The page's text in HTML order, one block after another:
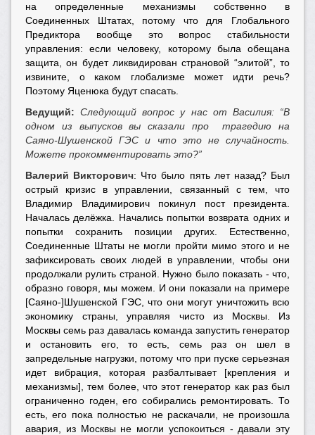
на определенные механизмы собственно в
Соединенных Штатах, потому что для Глобального
Предиктора вообще это вопрос стабильности
управления: если человеку, которому была обещана
защита, он будет ликвидирован страновой “элитой”, то
извините, о каком глобализме может идти речь?
Поэтому Яценюка будут спасать.
Ведущий: Следующий вопрос у нас от Василия: “В
одном из выпусков вы сказали про трагедию на
Саяно-Шушенской ГЭС и что это не случайность.
Можете прокомментировать это?”
Валерий Викторович: Что было пять лет назад? Был
острый кризис в управлении, связанный с тем, что
Владимир Владимирович покинул пост президента.
Началась делёжка. Начались попытки возврата одних и
попытки сохранить позиции других. Естественно,
Соединенные Штаты не могли пройти мимо этого и не
зафиксировать своих людей в управлении, чтобы они
продолжали рулить страной. Нужно было показать - что,
образно говоря, мы можем. И они показали на примере
[Саяно-]Шушенской ГЭС, что они могут уничтожить всю
экономику страны, управляя чисто из Москвы. Из
Москвы семь раз давалась команда запустить генератор
и остановить его, то есть, семь раз он шел в
запредельные нагрузки, потому что при пуске серьезная
идет вибрация, которая разбалтывает [крепления и
механизмы], тем более, что этот генератор как раз был
ограниченно годен, его собирались ремонтировать. То
есть, его пока полностью не раскачали, не произошла
авария, из Москвы не могли успокоиться - давали эту